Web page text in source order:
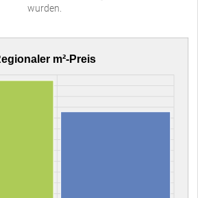
wurden.
m²-Preis